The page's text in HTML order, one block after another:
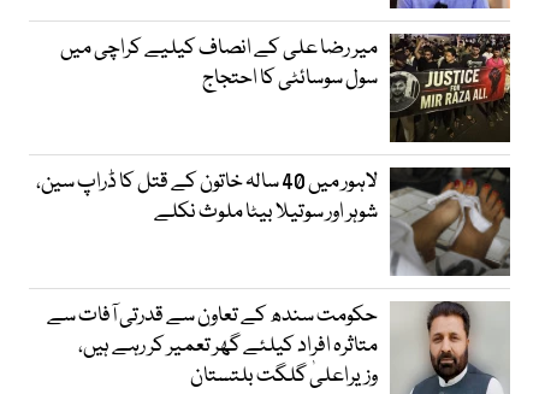
میر رضا علی کے انصاف کیلیے کراچی میں
سول سوسائٹی کا احتجاج
لاہور میں 40 سالہ خاتون کے قتل کا ڈراپ سین،
شوہر اور سوتیلا بیٹا ملوث نکلے
حکومت سندھ کے تعاون سے قدرتی آفات سے
متاثرہ افراد کیلئے گھر تعمیر کر رہے ہیں،
وزیراعلیٰ گلگت بلتستان